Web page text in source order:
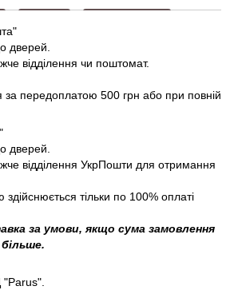
дверей.
відділення чи поштомат.
за передоплатою 500 грн або при повній
дверей.
відділення УкрПошти для отримання
тільки по 100% оплаті
за умови, якщо сума замовлення
більше.